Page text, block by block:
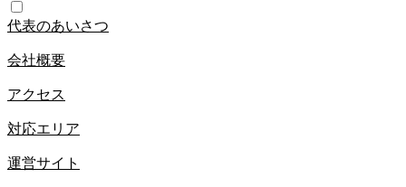
代表のあいさつ
会社概要
アクセス
対応エリア
運営サイト